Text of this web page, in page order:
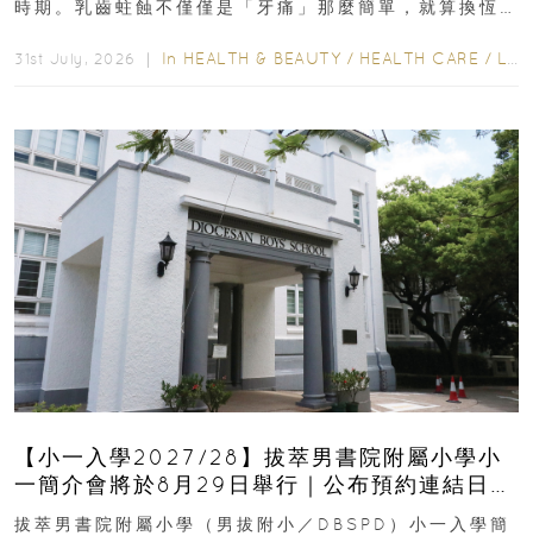
時期。乳齒蛀蝕不僅僅是「牙痛」那麼簡單，就算換恆
31st July, 2026 ｜ In HEALTH & BEAUTY / HEALTH CARE / LIFESTYLE
【小一入學2027/28】拔萃男書院附屬小學小
一簡介會將於8月29日舉行｜公布預約連結日期
｜更設有網上重溫
拔萃男書院附屬小學（男拔附小／DBSPD）小一入學簡